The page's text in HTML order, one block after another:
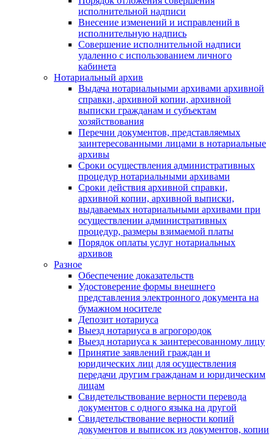
исполнительной надписи
Внесение изменений и исправлений в
исполнительную надпись
Совершение исполнительной надписи
удаленно с использованием личного
кабинета
Нотариальный архив
Выдача нотариальными архивами архивной
справки, архивной копии, архивной
выписки гражданам и субъектам
хозяйствования
Перечни документов, представляемых
заинтересованными лицами в нотариальные
архивы
Сроки осуществления административных
процедур нотариальными архивами
Сроки действия архивной справки,
архивной копии, архивной выписки,
выдаваемых нотариальными архивами при
осуществлении административных
процедур, размеры взимаемой платы
Порядок оплаты услуг нотариальных
архивов
Разное
Обеспечение доказательств
Удостоверение формы внешнего
представления электронного документа на
бумажном носителе
Депозит нотариуса
Выезд нотариуса в агрогородок
Выезд нотариуса к заинтересованному лицу
Принятие заявлений граждан и
юридических лиц для осуществления
передачи другим гражданам и юридическим
лицам
Свидетельствование верности перевода
документов с одного языка на другой
Свидетельствование верности копий
документов и выписок из документов, копии